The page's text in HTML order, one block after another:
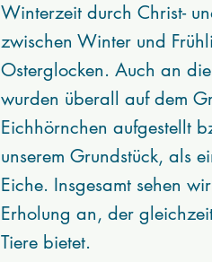
Winterzeit durch Christ-
zwischen Winter und
Osterglocken. Auch an
wurden überall auf dem
Eichhörnchen aufgestellt
unserem Grundstück, als
Eiche. Insgesamt sehen
Erholung an, der
Tiere bietet.